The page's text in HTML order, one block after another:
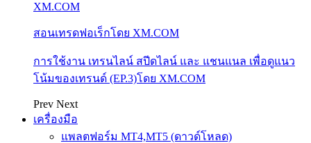
XM.COM
สอนเทรดฟอเร็กโดย XM.COM
การใช้งาน เทรนไลน์ สปีดไลน์ และ แชนแนล เพื่อดูแนว
โน้มของเทรนด์ (EP.3)โดย XM.COM
Prev Next
เครื่องมือ
แพลตฟอร์ม MT4,MT5 (ดาวด์โหลด)